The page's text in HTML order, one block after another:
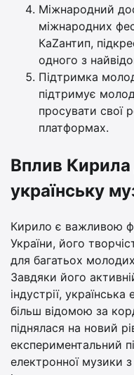
Міжнародний
міжнародних
КаZантип,
одного з
Підтримка
підтримує
просувати свої
платформах.
Вплив
українську
Кирило є важливою
України, його
для багатьох
Завдяки його
індустрії,
більш відомою за
піднялася на новий
експериментальний
електронної музики